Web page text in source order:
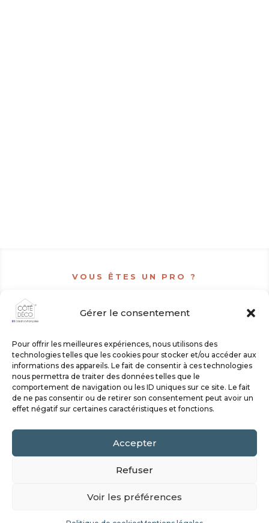
Gérer le consentement
Pour offrir les meilleures expériences, nous utilisons des
technologies telles que les cookies pour stocker et/ou accéder aux
informations des appareils. Le fait de consentir à ces technologies
nous permettra de traiter des données telles que le
comportement de navigation ou les ID uniques sur ce site. Le fait
de ne pas consentir ou de retirer son consentement peut avoir un
effet négatif sur certaines caractéristiques et fonctions.
Accepter
Refuser
Voir les préférences
VOUS ÊTES UN PRO ?
professionnel
ACCÉDER
MENTIONS LÉGALES